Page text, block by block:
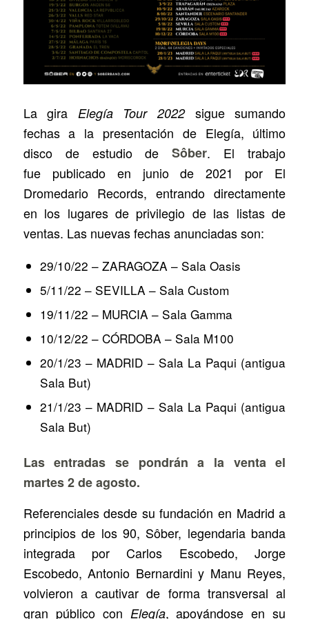
La gira Elegía Tour 2022sigue sumando
fechas a la presentación de Elegía, último
disco de estudio deSôber. El trabajo
fue publicado en junio de 2021 por El
Dromedario Records, entrando directamente
en los lugares de privilegio de las listas de
ventas. Las nuevas fechas anunciadas son:
29/10/22 – ZARAGOZA – Sala Oasis
5/11/22 – SEVILLA – Sala Custom
19/11/22 – MURCIA – Sala Gamma
10/12/22 – CÓRDOBA – Sala M100
20/1/23 – MADRID – Sala La Paqui (antigua
Sala But)
21/1/23 – MADRID – Sala La Paqui (antigua
Sala But)
Las entradas se pondrán a la venta el
martes 2 de agosto.
Referenciales desde su fundación en Madrid a
principios de los 90, Sôber, legendaria banda
integrada por Carlos Escobedo, Jorge
Escobedo, Antonio Bernardini y Manu Reyes,
volvieron a cautivar de forma transversal al
gran público con Elegía, apoyándose en su